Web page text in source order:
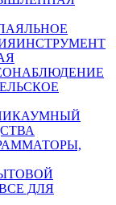
ИНСТРУМЕНТ
УМНЫЙ
ДЛЯ